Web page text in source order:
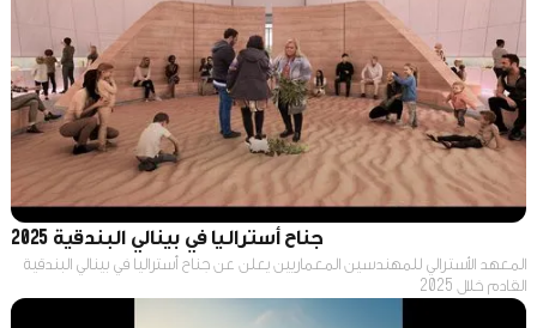
جناح أستراليا في بينالي البندقية 2025
المعهد الأسترالي للمهندسين المعماريين يعلن عن جناح أستراليا في بينالي البندقية
القادم خلال 2025